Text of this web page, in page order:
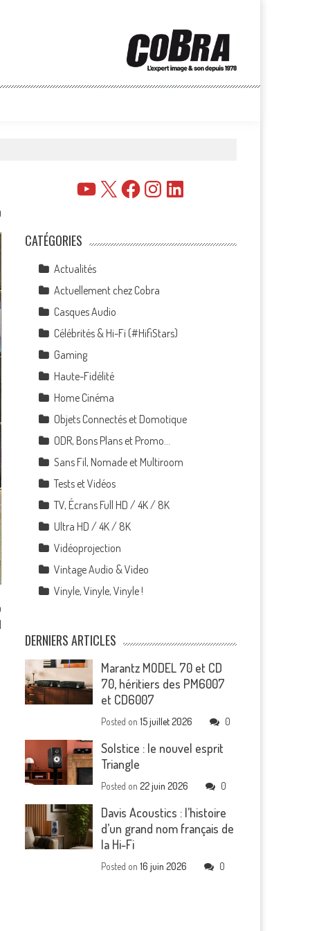
YouTube
X FacebookInstagramLinkedIn
CATÉGORIES
Actualités
Actuellement chez Cobra
Casques Audio
Célébrités & Hi-Fi (#HifiStars)
Gaming
Haute-Fidélité
Home Cinéma
Objets Connectés et Domotique
ODR, Bons Plans et Promo…
Sans Fil, Nomade et Multiroom
Tests et Vidéos
TV, Écrans Full HD / 4K / 8K
Ultra HD / 4K / 8K
Vidéoprojection
Vintage Audio & Video
Vinyle, Vinyle, Vinyle !
DERNIERS ARTICLES
Marantz MODEL 70 et CD
70, héritiers des PM6007
et CD6007
Posted on15 juillet 2026 0
Solstice : le nouvel esprit
Triangle
Posted on22 juin 2026 0
Davis Acoustics : l’histoire
d’un grand nom français de
la Hi-Fi
Posted on16 juin 2026 0